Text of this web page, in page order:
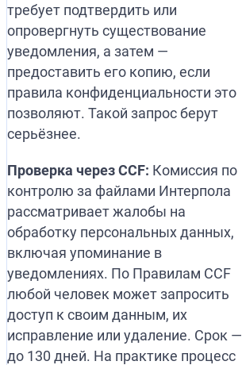
требует подтвердить или
опровергнуть существование
уведомления, а затем —
предоставить его копию, если
правила конфиденциальности это
позволяют. Такой запрос берут
серьёзнее.
Проверка через CCF: Комиссия по
контролю за файлами Интерпола
рассматривает жалобы на
обработку персональных данных,
включая упоминание в
уведомлениях. По Правилам CCF
любой человек может запросить
доступ к своим данным, их
исправление или удаление. Срок —
до 130 дней. На практике процесс